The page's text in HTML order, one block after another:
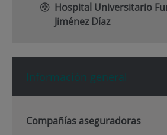
Hospital Universitario
Jiménez Díaz
Información general
Compañías aseguradoras